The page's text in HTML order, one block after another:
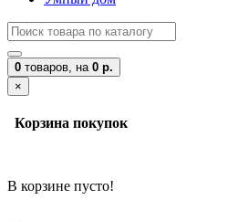
0 товаров, на 0 р.
×
Корзина покупок
В корзине пусто!